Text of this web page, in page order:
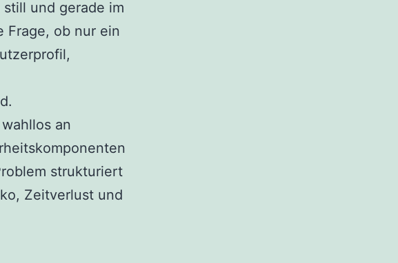
und gerade im
Frage, ob nur ein
an
strukturiert
Zeitverlust und